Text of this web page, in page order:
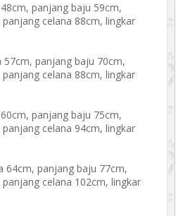
panjang baju 59cm,
celana 88cm, lingkar
57cm, panjang baju 70cm,
celana 88cm, lingkar
panjang baju 75cm,
celana 94cm, lingkar
64cm, panjang baju 77cm,
celana 102cm, lingkar